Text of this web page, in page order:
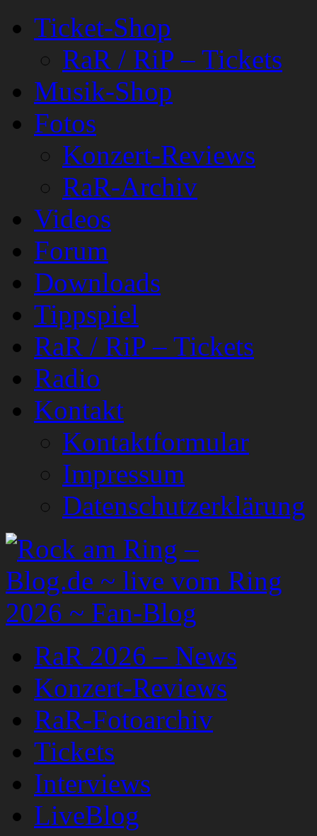
Ticket-Shop
RaR / RiP – Tickets
Musik-Shop
Fotos
Konzert-Reviews
RaR-Archiv
Videos
Forum
Downloads
Tippspiel
RaR / RiP – Tickets
Radio
Kontakt
Kontaktformular
Impressum
Datenschutzerklärung
RaR 2026 – News
Konzert-Reviews
RaR-Fotoarchiv
Tickets
Interviews
LiveBlog